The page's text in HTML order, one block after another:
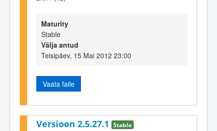
Maturity
Stable
Välja antud
Teisipäev, 15 Mai 2012 23:00
Vaata faile
Versioon 2.5.27.1 Stable